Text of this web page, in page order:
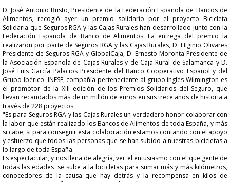
D. José Antonio Busto, Presidente de la Federación Española de Bancos de
Alimentos, recogió ayer un premio solidario por el proyecto Bicicleta
Solidaria que Seguros RGA y las Cajas Rurales han desarrollado junto con la
Federación Española de Banco de Alimentos. La entrega del premio la
realizaron por parte de Seguros RGA y las Cajas Rurales, D. Higinio Olivares
Presidente de Seguros RGA y GlobalCaja, D. Ernesto Moronta Presidente de
la Asociación Española de Cajas Rurales y de Caja Rural de Salamanca y D.
José Luis García Palacios Presidente del Banco Cooperativo Español y del
Grupo Ibérico. INESE, compañía perteneciente al grupo inglés Wilmington es
el promotor de la XIII edición de los Premios Solidarios del Seguro, que
llevan recaudados más de un millón de euros en sus trece años de historia a
través de 228 proyectos.
"Es para Seguros RGA y las Cajas Rurales un verdadero honor colaborar con
la labor que están realizado los Bancos de Alimentos de toda España, y más
si cabe, si para conseguir esta colaboración estamos contando con el apoyo
y esfuerzo que todos las personas que se han subido a nuestras bicicletas a
lo largo de toda España.
Es espectacular, y nos llena de alegría, ver el entusiasmo con el que gente de
todas las edades se sube a la bicicletas para sumar más y más kilómetros,
conocedores de la causa que hay detrás y la recompensa en kilos de